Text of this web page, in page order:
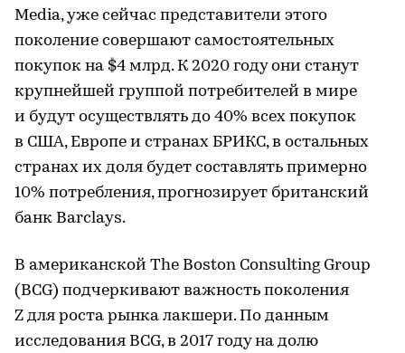
Media, уже сейчас представители этого
поколение совершают самостоятельных
покупок на $4 млрд. К 2020 году они станут
крупнейшей группой потребителей в мире
и будут осуществлять до 40% всех покупок
в США, Европе и странах БРИКС, в остальных
странах их доля будет составлять примерно
10% потребления, прогнозирует британский
банк Barclays.
В американской The Boston Consulting Group
(BCG) подчеркивают важность поколения
Z для роста рынка лакшери. По данным
исследования BCG, в 2017 году на долю